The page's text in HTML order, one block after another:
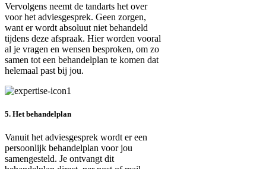
Vervolgens neemt de tandarts het over
voor het adviesgesprek. Geen zorgen,
want er wordt absoluut niet behandeld
tijdens deze afspraak. Hier worden vooral
al je vragen en wensen besproken, om zo
samen tot een behandelplan te komen dat
helemaal past bij jou.
5. Het behandelplan
Vanuit het adviesgesprek wordt er een
persoonlijk behandelplan voor jou
samengesteld. Je ontvangt dit